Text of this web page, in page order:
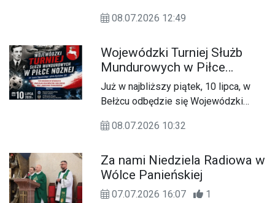
ludowej i lokalnych smaków. Odbędzie
Dorobku Artystycznego i Kulinarnego
Kół Gospodyń Wiejskich.
08.07.2026 12:49
Wojewódzki Turniej Służb
Mundurowych w Piłce
Nożnej w Bełżcu
Już w najbliższy piątek, 10 lipca, w
Bełżcu odbędzie się Wojewódzki
Nożnej im. Leona Zygarlickiego –
08.07.2026 10:32
Za nami Niedziela Radiowa w
Wólce Panieńskiej
07.07.2026 16:07 1